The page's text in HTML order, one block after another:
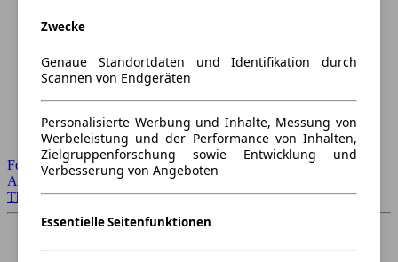
Forum Startseite
Alle Auto-Foren
Themen-Forum
Zwecke
Genaue Standortdaten und Identifikation durch
Scannen von Endgeräten
Personalisierte Werbung und Inhalte, Messung von
Werbeleistung und der Performance von Inhalten,
Zielgruppenforschung sowie Entwicklung und
Verbesserung von Angeboten
Essentielle Seitenfunktionen